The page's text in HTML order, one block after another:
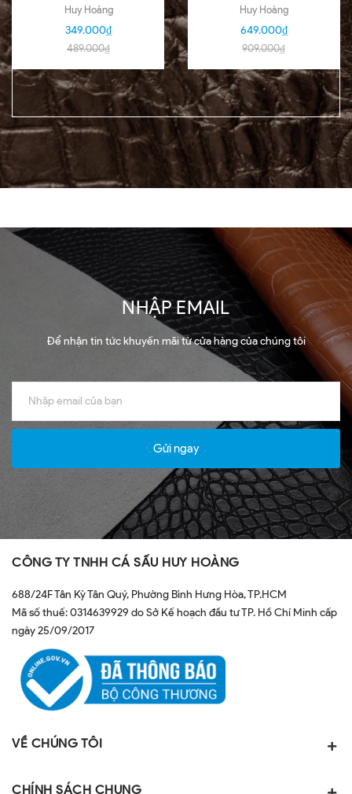
Hoàng nhiều loại nhiều
màu HD7140-51
Huy Hoàng
349.000₫
489.000₫
loại màu đen HD7101-
02-03-04-05-06-07-
09-16
Huy Hoàng
649.000₫
909.000₫
NHẬP EMAIL
Để nhận tin tức khuyến mãi từ cửa hàng của chúng tôi
Gửi ngay
CÔNG TY TNHH CÁ SẤU HUY HOÀNG
688/24F Tân Kỳ Tân Quý, Phường Bình Hưng Hòa, TP.HCM
Mã số thuế: 0314639929 do Sở Kế hoạch đầu tư TP. Hồ Chí Minh cấp
ngày 25/09/2017
VỀ CHÚNG TÔI
CHÍNH SÁCH CHUNG